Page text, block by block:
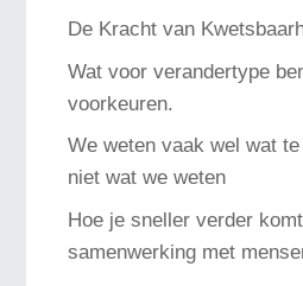
De Kracht van
Wat voor verandertype
voorkeuren.
We weten vaak wel wat
niet wat we weten
Hoe je sneller verder
samenwerking met